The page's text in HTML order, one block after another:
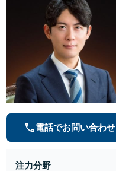
電話でお問い合わせ
注力分野